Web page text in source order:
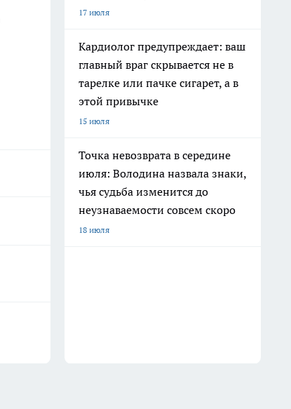
17 июля
Кардиолог предупреждает: ваш
главный враг скрывается не в
тарелке или пачке сигарет, а в
этой привычке
15 июля
Точка невозврата в середине
июля: Володина назвала знаки,
чья судьба изменится до
неузнаваемости совсем скоро
18 июля